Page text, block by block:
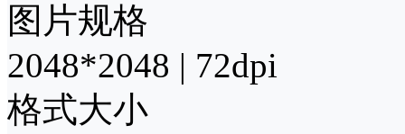
图片规格
2048*2048 | 72dpi
格式大小